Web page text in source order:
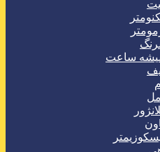
ساعت